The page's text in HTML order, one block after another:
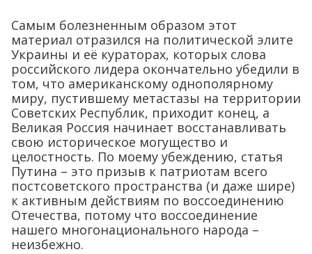
Самым болезненным образом этот
материал отразился на политической элите
Украины и её кураторах, которых слова
российского лидера окончательно убедили в
том, что американскому однополярному
миру, пустившему метастазы на территории
Советских Республик, приходит конец, а
Великая Россия начинает восстанавливать
свою историческое могущество и
целостность. По моему убеждению, статья
Путина – это призыв к патриотам всего
постсоветского пространства (и даже шире)
к активным действиям по воссоединению
Отечества, потому что воссоединение
нашего многонационального народа –
неизбежно.